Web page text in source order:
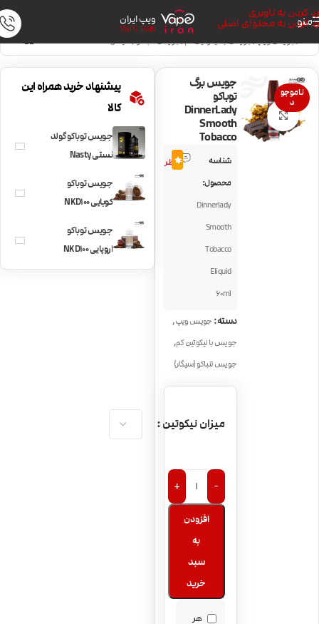
رد کردن به ناوبری
رد کردن به محتوای اصلی
منو ویپ ایران
VAPE IRAN
خانه/جویس ویپ/جویس با نیکوتین کم/جویس تنباکو (سیگار)
ناموجو
د
بزرگنمایی تصویر
جویس برگ
توباکو
DinnerLady
Smooth
Tobacco
شناسه
محصول:
Dinnerlady
Smooth
Tobacco
Eliquid
60ml
2
نظر4.0
دسته: جویس ویپ,
جویس با نیکوتین کم,
جویس تنباکو (سیگار)
میزان نیکوتین
-
+
افزودن
به
سبد
خرید
هر
پیشنهاد خرید همراه این
کالا
جویس توباکو گولد
نستی Nasty
جویس توباکو
کوبایی NKD100
Blend
جویس توباکو
اروپایی NKD100
Tobacco EuroGold